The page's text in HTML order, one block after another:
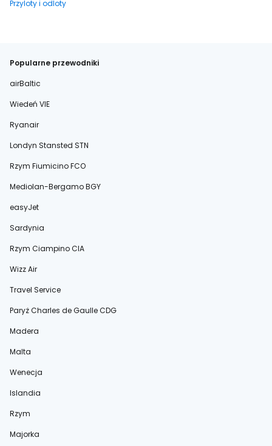
Przyloty i odloty
Popularne przewodniki
airBaltic
Wiedeń VIE
Ryanair
Londyn Stansted STN
Rzym Fiumicino FCO
Mediolan-Bergamo BGY
easyJet
Sardynia
Rzym Ciampino CIA
Wizz Air
Travel Service
Paryż Charles de Gaulle CDG
Madera
Malta
Wenecja
Islandia
Rzym
Majorka